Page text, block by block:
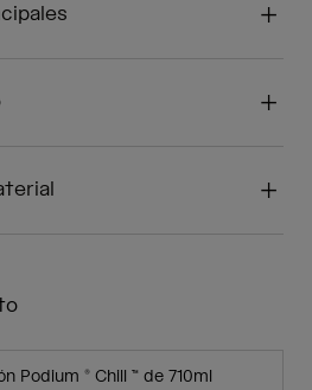
Podium ® Chill ™ de 710ml